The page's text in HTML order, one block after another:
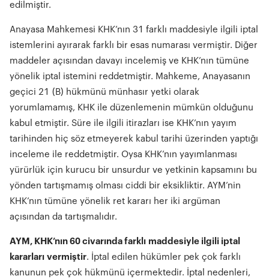
edilmiştir.
Anayasa Mahkemesi KHK’nın 31 farklı maddesiyle ilgili iptal
istemlerini ayırarak farklı bir esas numarası vermiştir. Diğer
maddeler açısından davayı incelemiş ve KHK’nın tümüne
yönelik iptal istemini reddetmiştir. Mahkeme, Anayasanın
geçici 21 (B) hükmünü münhasır yetki olarak
yorumlamamış, KHK ile düzenlemenin mümkün olduğunu
kabul etmiştir. Süre ile ilgili itirazları ise KHK’nın yayım
tarihinden hiç söz etmeyerek kabul tarihi üzerinden yaptığı
inceleme ile reddetmiştir. Oysa KHK’nın yayımlanması
yürürlük için kurucu bir unsurdur ve yetkinin kapsamını bu
yönden tartışmamış olması ciddi bir eksikliktir. AYM’nin
KHK’nın tümüne yönelik ret kararı her iki argüman
açısından da tartışmalıdır.
AYM, KHK’nın 60 civarında farkl ı maddesiyle ilgili iptal
kararları vermiştir. İptal edilen hükümler pek çok farklı
kanunun pek çok hükmünü içermektedir. İptal nedenleri,